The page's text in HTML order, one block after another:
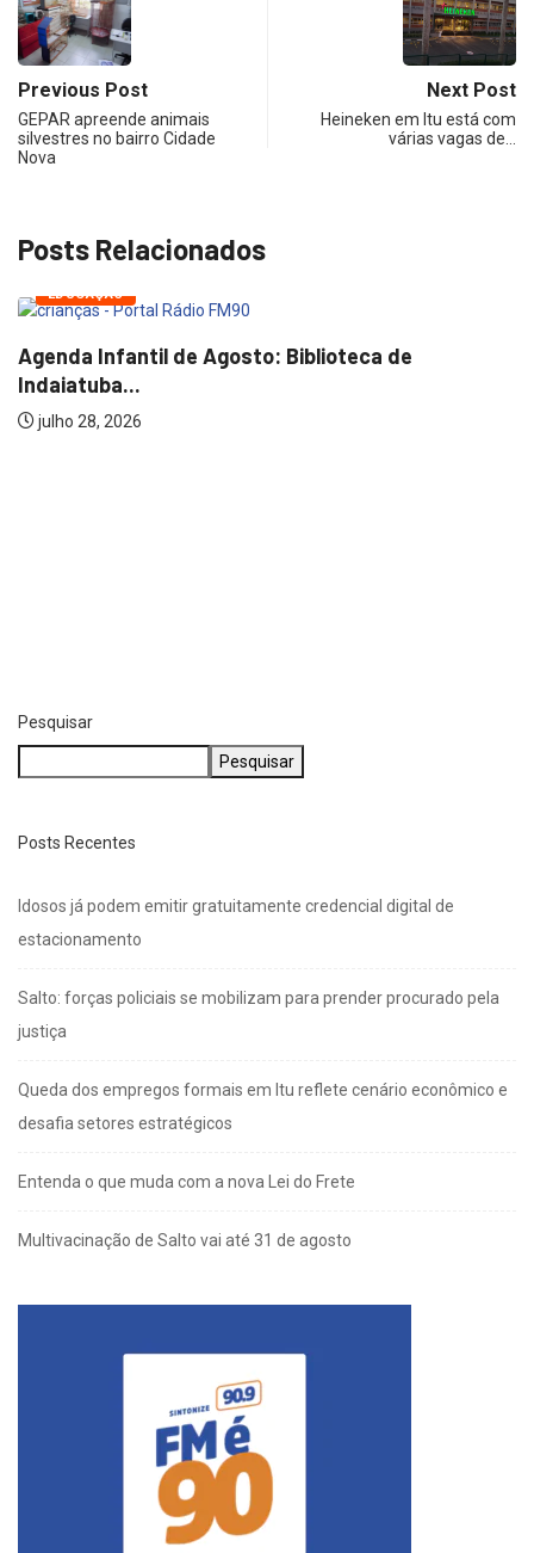
Previous Post
GEPAR apreende animais
silvestres no bairro Cidade
Nova
Next Post
Heineken em Itu está com
várias vagas de…
Posts Relacionados
Pesquisar
Pesquisar
Posts Recentes
Idosos já podem emitir gratuitamente credencial digital de
estacionamento
Salto: forças policiais se mobilizam para prender procurado pela
justiça
Queda dos empregos formais em Itu reflete cenário econômico e
desafia setores estratégicos
Entenda o que muda com a nova Lei do Frete
Multivacinação de Salto vai até 31 de agosto